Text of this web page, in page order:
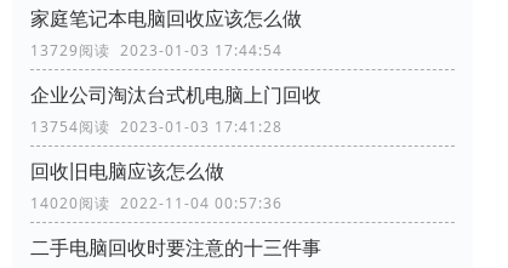
家庭笔记本电脑回收应该怎么做
13729阅读 2023-01-03 17:44:54
企业公司淘汰台式机电脑上门回收
13754阅读 2023-01-03 17:41:28
回收旧电脑应该怎么做
14020阅读 2022-11-04 00:57:36
二手电脑回收时要注意的十三件事